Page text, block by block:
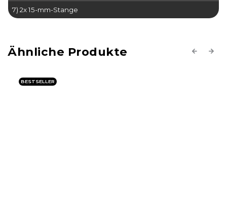
7) 2x 15-mm-Stange
Previous
BESTSELLER
Next